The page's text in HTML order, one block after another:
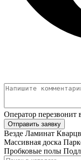
Оператор перезвонит
Отправить заявку
Везде Ламинат
Массивная доска
Пробковые полы